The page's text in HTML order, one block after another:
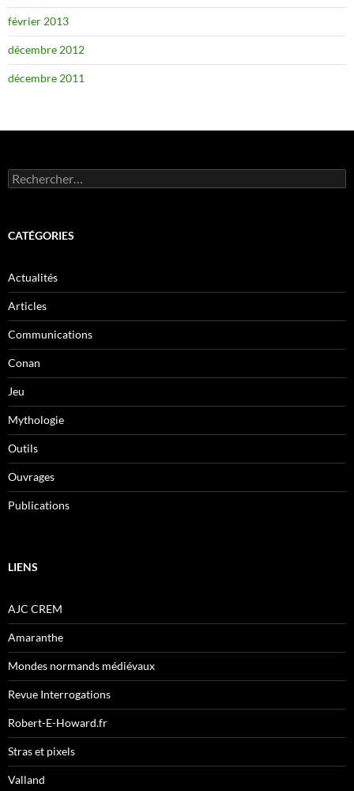
février 2013
décembre 2012
décembre 2011
Rechercher :
CATÉGORIES
Actualités
Articles
Communications
Conan
Jeu
Mythologie
Outils
Ouvrages
Publications
LIENS
AJC CREM
Amaranthe
Mondes normands médiévaux
Revue Interrogations
Robert-E-Howard.fr
Stras et pixels
Valland